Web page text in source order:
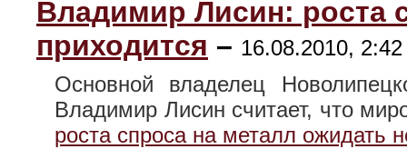
Владимир Лисин: роста
приходится – 16.08.2010, 2:42
Основной владелец
Владимир Лисин считает, что
роста спроса на металл ожидать